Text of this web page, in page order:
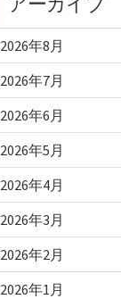
2026年8月
2026年7月
2026年6月
2026年5月
2026年4月
2026年3月
2026年2月
2026年1月